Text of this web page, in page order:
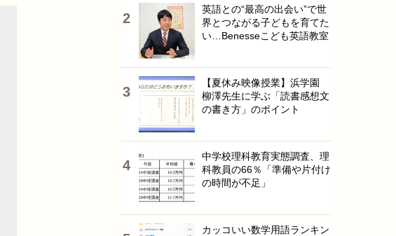
英語との“最高の出会い”で世
界とつながる子どもを育てた
い…Benesseこども英語教室
【夏休み映像授業】浜学園
柳澤先生に学ぶ「読書感想文
の書き方」のポイント
中学校理科教育実態調査、理
科教員の66％「準備や片付け
の時間が不足」
カッコいい数学用語ランキン